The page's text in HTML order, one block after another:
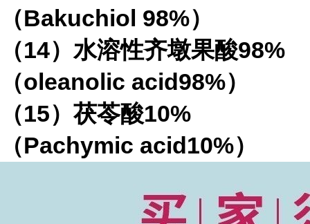
（Bakuchiol 98%）
（14）水溶性齐墩果酸98%
（oleanolic acid98%）
（15）茯苓酸10%
（Pachymic acid10%）